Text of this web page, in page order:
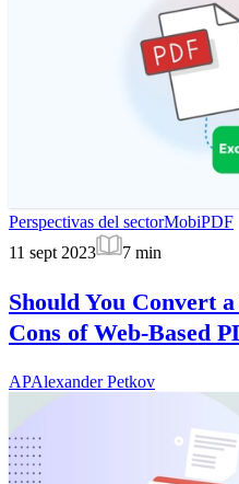
Perspectivas del sectorMobiPDF
11 sept 2023
7 min
Should You Convert
Cons of Web-Based
APAlexander Petkov